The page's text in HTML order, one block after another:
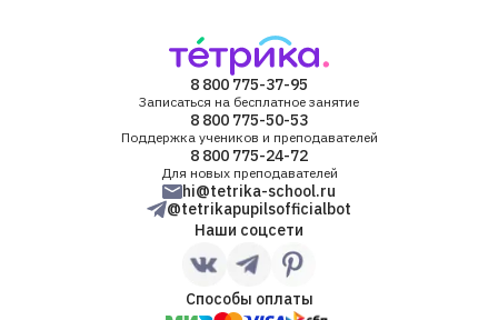
8 800 775-37-95
Записаться на бесплатное занятие
8 800 775-50-53
Поддержка учеников и преподавателей
8 800 775-24-72
Для новых преподавателей
hi@tetrika-school.ru
@tetrikapupilsofficialbot
Наши соцсети
Способы оплаты